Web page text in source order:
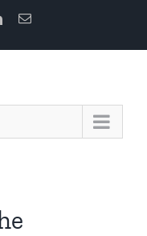
LinkedInEmail